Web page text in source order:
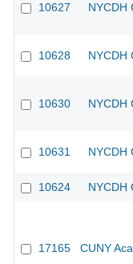
10627 NYCDH
10628 NYCDH
10630 NYCDH
10631 NYCDH
10624 NYCDH
17165 CUNY